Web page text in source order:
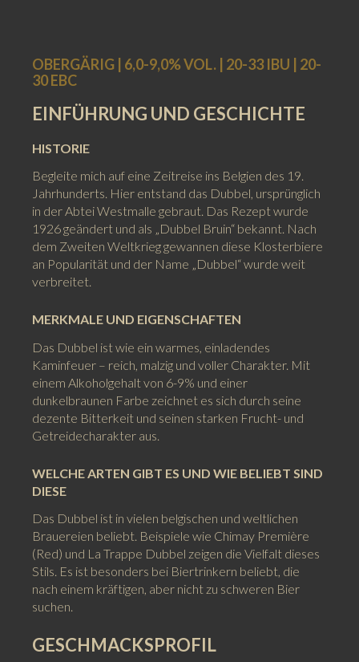
OBERGÄRIG | 6,0-9,0% VOL. | 20-33 IBU | 20-
30 EBC
EINFÜHRUNG UND GESCHICHTE
HISTORIE
Begleite mich auf eine Zeitreise ins Belgien des 19.
Jahrhunderts. Hier entstand das Dubbel, ursprünglich
in der Abtei Westmalle gebraut. Das Rezept wurde
1926 geändert und als „Dubbel Bruin“ bekannt. Nach
dem Zweiten Weltkrieg gewannen diese Klosterbiere
an Popularität und der Name „Dubbel“ wurde weit
verbreitet.
MERKMALE UND EIGENSCHAFTEN
Das Dubbel ist wie ein warmes, einladendes
Kaminfeuer – reich, malzig und voller Charakter. Mit
einem Alkoholgehalt von 6-9% und einer
dunkelbraunen Farbe zeichnet es sich durch seine
dezente Bitterkeit und seinen starken Frucht- und
Getreidecharakter aus.
WELCHE ARTEN GIBT ES UND WIE BELIEBT SIND
DIESE
Das Dubbel ist in vielen belgischen und weltlichen
Brauereien beliebt. Beispiele wie Chimay Première
(Red) und La Trappe Dubbel zeigen die Vielfalt dieses
Stils. Es ist besonders bei Biertrinkern beliebt, die
nach einem kräftigen, aber nicht zu schweren Bier
suchen.
GESCHMACKSPROFIL